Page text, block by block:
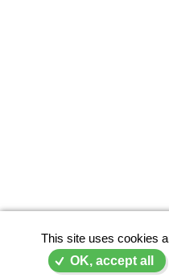
This site uses cookies
OK, accept all